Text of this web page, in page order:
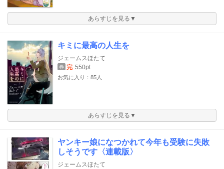
あらすじを見る▼
キミに最高の人生を
ジェームスほたて
巻 完 550pt
お気に入り：85人
あらすじを見る▼
ヤンキー娘になつかれて今年も受験に失敗
しそうです〈連載版〉
ジェームスほたて